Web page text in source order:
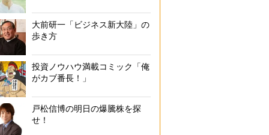
大前研一「ビジネス新大陸」の
歩き方
投資ノウハウ満載コミック「俺
がカブ番長！」
戸松信博の明日の爆騰株を探
せ！